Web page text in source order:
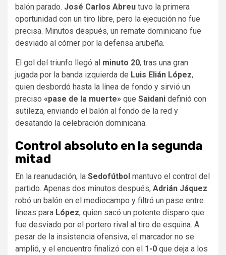
balón parado. José Carlos Abreu tuvo la primera
oportunidad con un tiro libre, pero la ejecución no fue
precisa. Minutos después, un remate dominicano fue
desviado al córner por la defensa arubeña.
El gol del triunfo llegó al minuto 20, tras una gran
jugada por la banda izquierda de Luis Elián López,
quien desbordó hasta la línea de fondo y sirvió un
preciso «pase de la muerte» que Saidani definió con
sutileza, enviando el balón al fondo de la red y
desatando la celebración dominicana.
Control absoluto en la segunda
mitad
En la reanudación, la Sedofútbol mantuvo el control del
partido. Apenas dos minutos después, Adrián Jáquez
robó un balón en el mediocampo y filtró un pase entre
líneas para López, quien sacó un potente disparo que
fue desviado por el portero rival al tiro de esquina. A
pesar de la insistencia ofensiva, el marcador no se
amplió, y el encuentro finalizó con el 1-0 que deja a los